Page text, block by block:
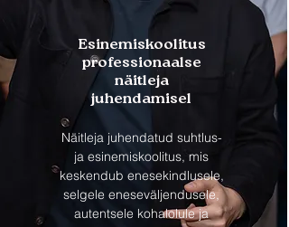
Esinemiskoolitus
professionaalse
näitleja
juhendamisel
Näitleja juhendatud suhtlus-
ja esinemiskoolitus, mis
keskendub enesekindlusele,
selgele eneseväljendusele,
autentsele kohalolule ja